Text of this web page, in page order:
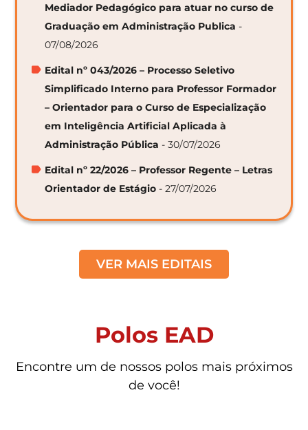
Mediador Pedagógico para atuar no curso de
Graduação em Administração Publica -
07/08/2026
Edital nº 043/2026 – Processo Seletivo
Simplificado Interno para Professor Formador
– Orientador para o Curso de Especialização
em Inteligência Artificial Aplicada à
Administração Pública - 30/07/2026
Edital nº 22/2026 – Professor Regente – Letras
Orientador de Estágio - 27/07/2026
VER MAIS EDITAIS
Polos EAD
Encontre um de nossos polos mais próximos
de você!